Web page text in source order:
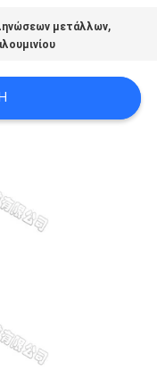
μετάλλων,